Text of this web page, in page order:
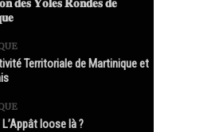
𝐝𝐞𝐬 𝐘𝐨𝐥𝐞𝐬 𝐑𝐨𝐧𝐝𝐞𝐬 𝐝𝐞
Territoriale de Martinique et
loose là ?